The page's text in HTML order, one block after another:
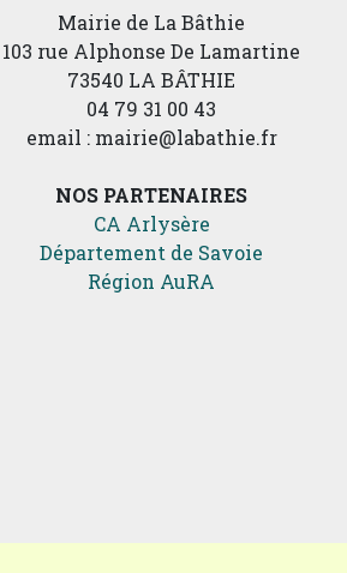
Mairie de La Bâthie
103 rue Alphonse De Lamartine
73540 LA BÂTHIE
04 79 31 00 43
email : mairie@labathie.fr
NOS PARTENAIRES
CA Arlysère
Département de Savoie
Région AuRA